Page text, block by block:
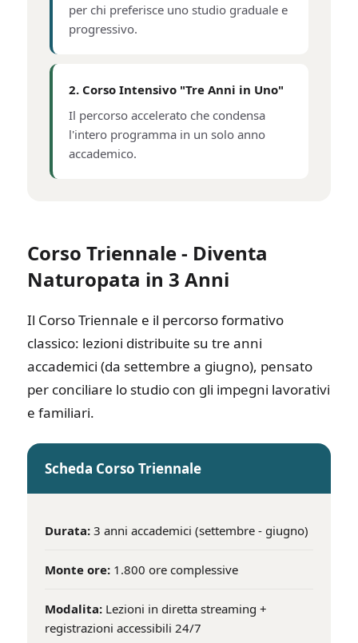
per chi preferisce uno studio graduale e
progressivo.
2. Corso Intensivo "Tre Anni in Uno"
Il percorso accelerato che condensa
l'intero programma in un solo anno
accademico.
Corso Triennale - Diventa
Naturopata in 3 Anni
Il Corso Triennale e il percorso formativo
classico: lezioni distribuite su tre anni
accademici (da settembre a giugno), pensato
per conciliare lo studio con gli impegni lavorativi
e familiari.
Scheda Corso Triennale
Durata: 3 anni accademici (settembre - giugno)
Monte ore: 1.800 ore complessive
Modalita: Lezioni in diretta streaming +
registrazioni accessibili 24/7